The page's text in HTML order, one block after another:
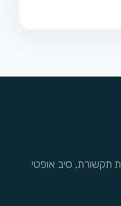
תקשורת, סיב אופטי